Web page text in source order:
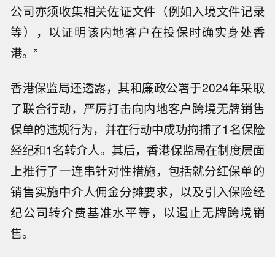
公司亦须收集相关佐证文件（例如入境文件记录
等），以证明该内地客户在投保时确实身处香
港。”
香港保监局还透露，其和廉政公署于2024年采取
了联合行动，严厉打击向内地客户跨境无牌销售
保单的违规行为，并在行动中成功拘捕了1名保险
经纪和1名转介人。其后，香港保监局在制度层面
上推行了一连串针对性措施，包括就分红保单的
销售实施中介人佣金分摊要求，以及引入保险经
纪公司转介费基准水平等，以遏止无牌跨境销
售。